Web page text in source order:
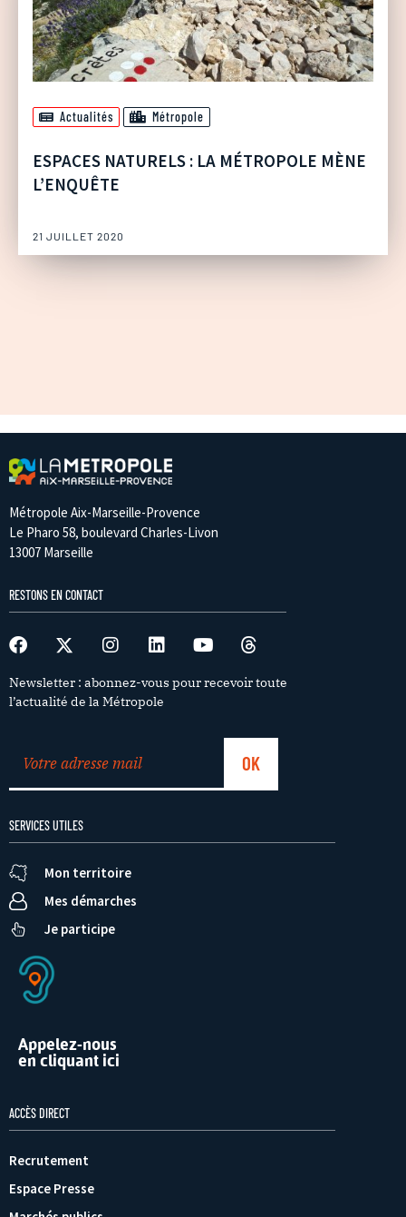
Actualités Métropole
ESPACES NATURELS : LA MÉTROPOLE MÈNE
L’ENQUÊTE
21 JUILLET 2020
Métropole Aix-Marseille-Provence
Le Pharo 58, boulevard Charles-Livon
13007 Marseille
RESTONS EN CONTACT
Newsletter : abonnez-vous pour recevoir toute
l’actualité de la Métropole
SERVICES UTILES
Mon territoire
Mes démarches
Je participe
Appelez-nous
en cliquant ici
ACCÈS DIRECT
Recrutement
Espace Presse